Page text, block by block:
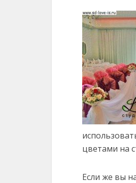
цветами на
Если же вы